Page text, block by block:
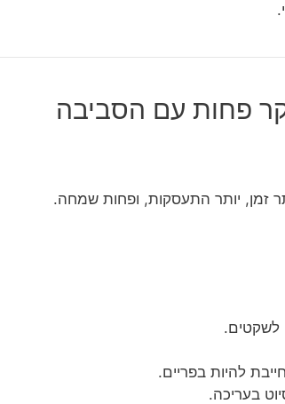
פחות עם הסביבה
זמן, יותר התעסקות, ופחות שמחה.
לשקטים.
להיות בפריים.
בעריכה.